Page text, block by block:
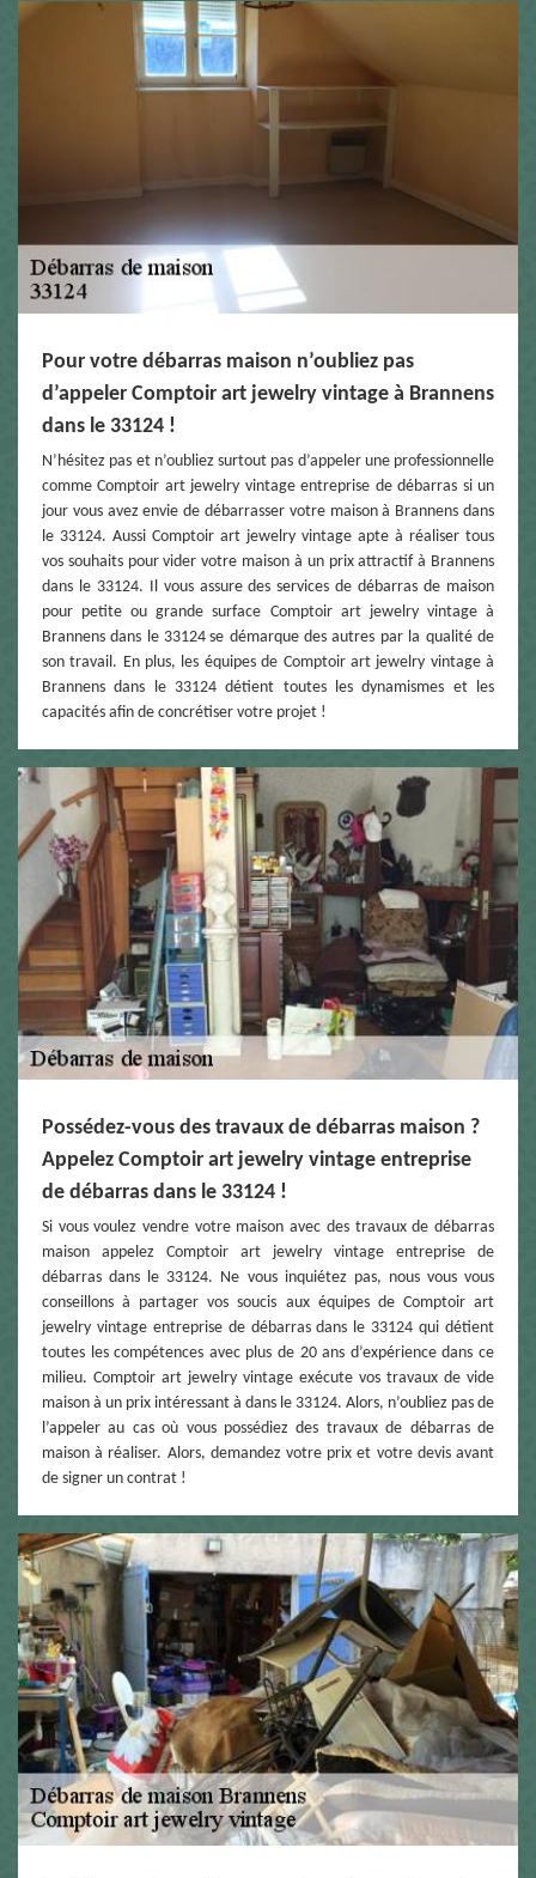
Pour votre débarras maison n’oubliez pas
d’appeler Comptoir art jewelry vintage à Brannens
dans le 33124 !
N’hésitez pas et n’oubliez surtout pas d’appeler une professionnelle
comme Comptoir art jewelry vintage entreprise de débarras si un
jour vous avez envie de débarrasser votre maison à Brannens dans
le 33124. Aussi Comptoir art jewelry vintage apte à réaliser tous
vos souhaits pour vider votre maison à un prix attractif à Brannens
dans le 33124. Il vous assure des services de débarras de maison
pour petite ou grande surface Comptoir art jewelry vintage à
Brannens dans le 33124 se démarque des autres par la qualité de
son travail. En plus, les équipes de Comptoir art jewelry vintage à
Brannens dans le 33124 détient toutes les dynamismes et les
capacités afin de concrétiser votre projet !
Possédez-vous des travaux de débarras maison ?
Appelez Comptoir art jewelry vintage entreprise
de débarras dans le 33124 !
Si vous voulez vendre votre maison avec des travaux de débarras
maison appelez Comptoir art jewelry vintage entreprise de
débarras dans le 33124. Ne vous inquiétez pas, nous vous vous
conseillons à partager vos soucis aux équipes de Comptoir art
jewelry vintage entreprise de débarras dans le 33124 qui détient
toutes les compétences avec plus de 20 ans d’expérience dans ce
milieu. Comptoir art jewelry vintage exécute vos travaux de vide
maison à un prix intéressant à dans le 33124. Alors, n’oubliez pas de
l’appeler au cas où vous possédiez des travaux de débarras de
maison à réaliser. Alors, demandez votre prix et votre devis avant
de signer un contrat !